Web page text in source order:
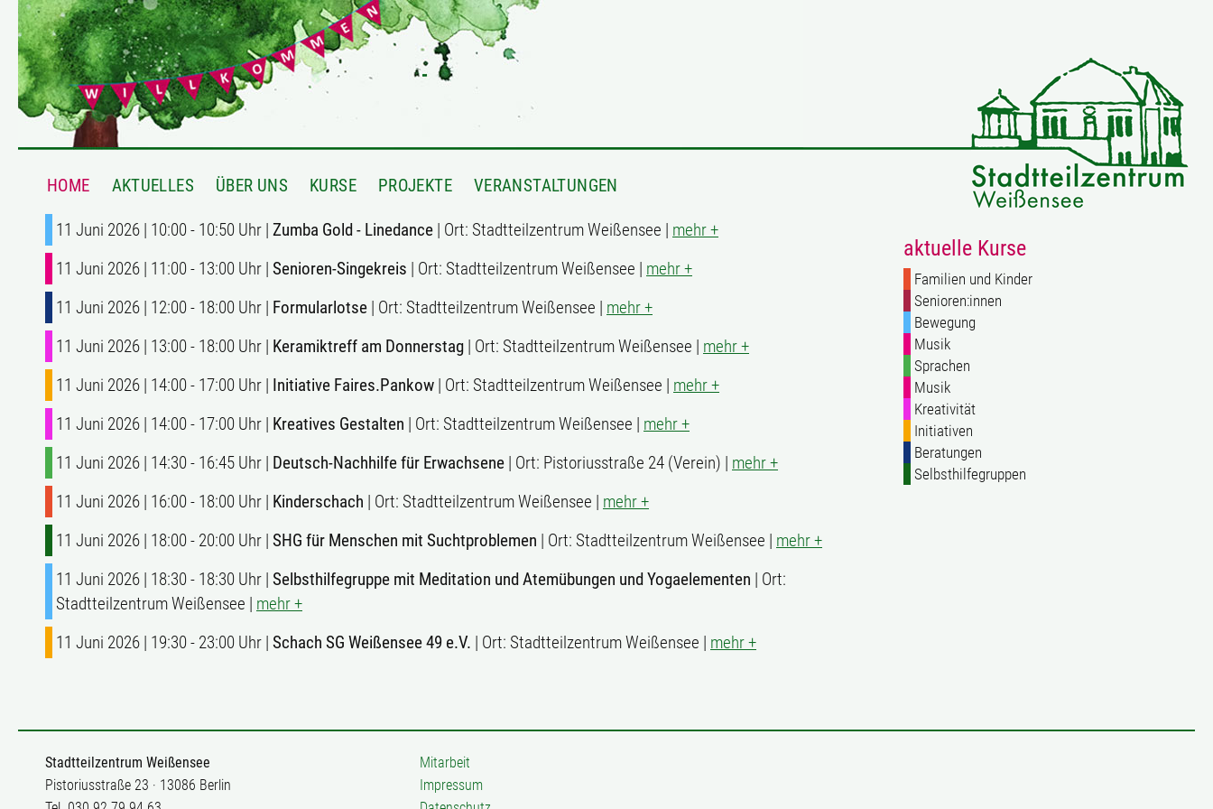
HOME AKTUELLES ÜBER UNS KURSE PROJEKTE VERANSTALTUNGEN
11 Juni 2026 | 10:00 - 10:50 Uhr | Zumba Gold - Linedance | Ort: Stadtteilzentrum Weißensee | mehr +
11 Juni 2026 | 11:00 - 13:00 Uhr | Senioren-Singekreis | Ort: Stadtteilzentrum Weißensee | mehr +
11 Juni 2026 | 12:00 - 18:00 Uhr | Formularlotse | Ort: Stadtteilzentrum Weißensee | mehr +
11 Juni 2026 | 13:00 - 18:00 Uhr | Keramiktreff am Donnerstag | Ort: Stadtteilzentrum Weißensee | mehr +
11 Juni 2026 | 14:00 - 17:00 Uhr | Initiative Faires.Pankow | Ort: Stadtteilzentrum Weißensee | mehr +
11 Juni 2026 | 14:00 - 17:00 Uhr | Kreatives Gestalten | Ort: Stadtteilzentrum Weißensee | mehr +
11 Juni 2026 | 14:30 - 16:45 Uhr | Deutsch-Nachhilfe für Erwachsene | Ort: Pistoriusstraße 24 (Verein) | mehr +
11 Juni 2026 | 16:00 - 18:00 Uhr | Kinderschach | Ort: Stadtteilzentrum Weißensee | mehr +
11 Juni 2026 | 18:00 - 20:00 Uhr | SHG für Menschen mit Suchtproblemen | Ort: Stadtteilzentrum Weißensee | mehr +
11 Juni 2026 | 18:30 - 18:30 Uhr | Selbsthilfegruppe mit Meditation und Atemübungen und Yogaelementen | Ort:
Stadtteilzentrum Weißensee | mehr +
11 Juni 2026 | 19:30 - 23:00 Uhr | Schach SG Weißensee 49 e.V. | Ort: Stadtteilzentrum Weißensee | mehr +
aktuelle Kurse
Familien und Kinder
Senioren:innen
Bewegung
Musik
Sprachen
Musik
Kreativität
Initiativen
Beratungen
Selbsthilfegruppen
Stadtteilzentrum Weißensee
Pistoriusstraße 23 · 13086 Berlin
Mitarbeit
Impressum